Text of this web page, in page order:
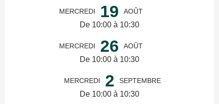
MERCREDI 19 AOÛT
De 10:00 à 10:30
MERCREDI 26 AOÛT
De 10:00 à 10:30
MERCREDI 2 SEPTEMBRE
De 10:00 à 10:30